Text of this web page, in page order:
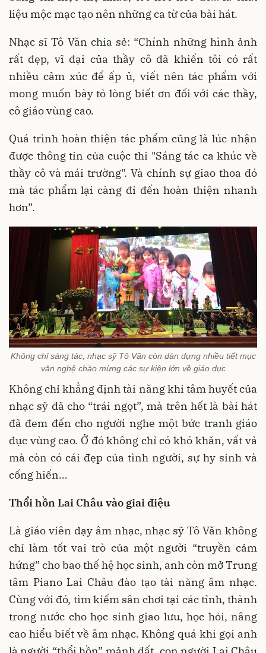
liệu mộc mạc tạo nên những ca từ của bài hát.
Nhạc sĩ Tô Văn chia sẻ: “Chính những hình ảnh
rất đẹp, vĩ đại của thầy cô đã khiến tôi có rất
nhiều cảm xúc để ấp ủ, viết nên tác phẩm với
mong muốn bày tỏ lòng biết ơn đối với các thầy,
cô giáo vùng cao.
Quá trình hoàn thiện tác phẩm cũng là lúc nhận
được thông tin của cuộc thi "Sáng tác ca khúc về
thầy cô và mái trường". Và chính sự giao thoa đó
mà tác phẩm lại càng đi đến hoàn thiện nhanh
hơn”.
Không chỉ sáng tác, nhạc sỹ Tô Văn còn dàn dựng nhiều tiết mục
văn nghệ chào mừng các sự kiện lớn về giáo dục
Không chỉ khẳng định tài năng khi tâm huyết của
nhạc sỹ đã cho “trái ngọt”, mà trên hết là bài hát
đã đem đến cho người nghe một bức tranh giáo
dục vùng cao. Ở đó không chỉ có khó khăn, vất vả
mà còn có cái đẹp của tình người, sự hy sinh và
cống hiến…
Thổi hồn Lai Châu vào giai điệu
Là giáo viên dạy âm nhạc, nhạc sỹ Tô Văn không
chỉ làm tốt vai trò của một người “truyền cảm
hứng” cho bao thế hệ học sinh, anh còn mở Trung
tâm Piano Lai Châu đào tạo tài năng âm nhạc.
Cùng với đó, tìm kiếm sân chơi tại các tỉnh, thành
trong nước cho học sinh giao lưu, học hỏi, nâng
cao hiểu biết về âm nhạc. Không quá khi gọi anh